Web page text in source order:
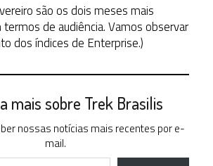
são os dois meses mais
de audiência. Vamos observar
dos índices de Enterprise.)
mais sobre Trek Brasilis
nossas notícias mais recentes por e-
mail.